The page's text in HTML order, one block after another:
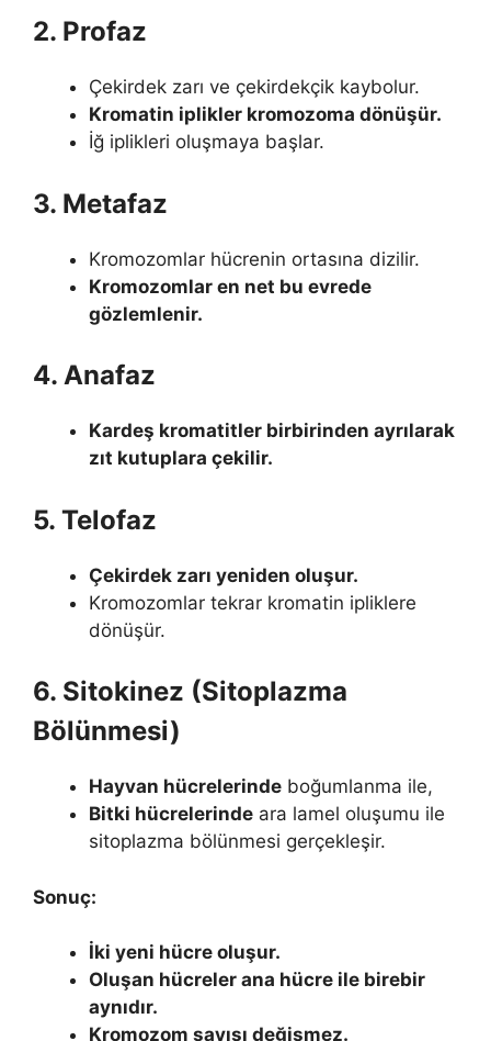
2. Profaz
Çekirdek zarı ve çekirdekçik kaybolur.
Kromatin iplikler kromozoma dönüşür.
İğ iplikleri oluşmaya başlar.
3. Metafaz
Kromozomlar hücrenin ortasına dizilir.
Kromozomlar en net bu evrede
gözlemlenir.
4. Anafaz
Kardeş kromatitler birbirinden ayrılarak
zıt kutuplara çekilir.
5. Telofaz
Çekirdek zarı yeniden oluşur.
Kromozomlar tekrar kromatin ipliklere
dönüşür.
6. Sitokinez (Sitoplazma
Bölünmesi)
Hayvan hücrelerinde boğumlanma ile,
Bitki hücrelerinde ara lamel oluşumu ile
sitoplazma bölünmesi gerçekleşir.
Sonuç:
İki yeni hücre oluşur.
Oluşan hücreler ana hücre ile birebir
aynıdır.
Kromozom sayısı değişmez.